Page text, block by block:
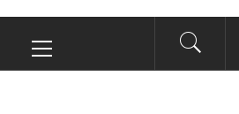
principal